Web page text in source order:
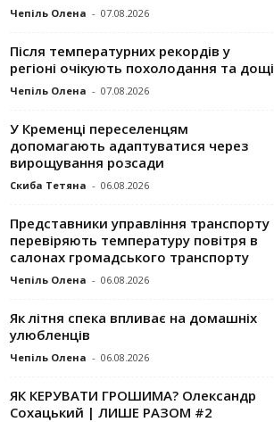
Чепіль Олена - 07.08.2026
Після температурних рекордів у
регіоні очікують похолодання та дощі
Чепіль Олена - 07.08.2026
У Кременці переселенцям
допомагають адаптуватися через
вирощування розсади
Скиба Тетяна - 06.08.2026
Представники управління транспорту
перевіряють температуру повітря в
салонах громадського транспорту
Чепіль Олена - 06.08.2026
Як літня спека впливає на домашніх
улюбленців
Чепіль Олена - 06.08.2026
ЯК КЕРУВАТИ ГРОШИМА? Олександр
Сохацький | ЛИШЕ РАЗОМ #2